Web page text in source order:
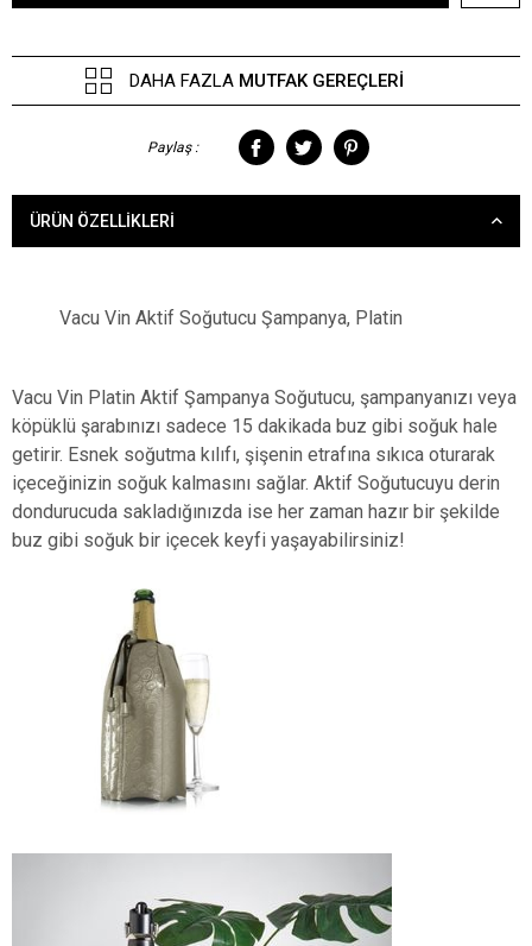
DAHA FAZLA MUTFAK GEREÇLERI
Paylaş :
ÜRÜN ÖZELLIKLERI
Vacu Vin Aktif Soğutucu Şampanya, Platin
Vacu Vin Platin Aktif Şampanya Soğutucu, şampanyanızı veya
köpüklü şarabınızı sadece 15 dakikada buz gibi soğuk hale
getirir. Esnek soğutma kılıfı, şişenin etrafına sıkıca oturarak
içeceğinizin soğuk kalmasını sağlar. Aktif Soğutucuyu derin
dondurucuda sakladığınızda ise her zaman hazır bir şekilde
buz gibi soğuk bir içecek keyfi yaşayabilirsiniz!